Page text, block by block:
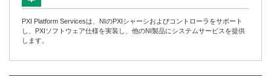
PXI Platform Servicesは、NIのPXIシャーシおよびコントローラをサポート
し、PXIソフトウェア仕様を実装し、他のNI製品にシステムサービスを提供
します。